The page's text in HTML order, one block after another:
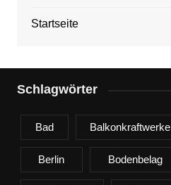
Startseite
Schlagwörter
Bad Balkonkraftwerke
Berlin Bodenbelag